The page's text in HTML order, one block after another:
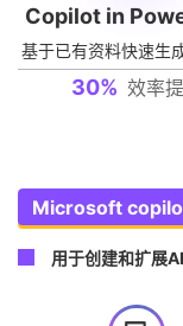
Copilot in
基于已有资料快速生
30% 效率
Microsoft
用于创建和扩展